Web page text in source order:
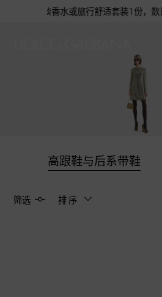
浅蓝淡香水或旅行舒适套装1份，数
高跟鞋与后系带鞋
筛选 排序